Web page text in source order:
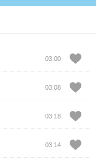
03:00
03:08
03:18
03:14